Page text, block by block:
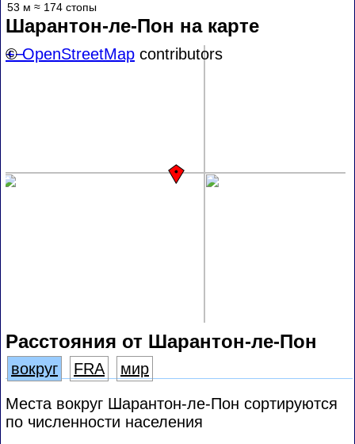
53 м ≈ 174 стопы
Шарантон-ле-Пон на карте
+−
©OpenStreetMap contributors
Расстояния от Шарантон-ле-Пон
вокруг FRA
мир
Места вокруг Шарантон-ле-Пон сортируются
по численности населения